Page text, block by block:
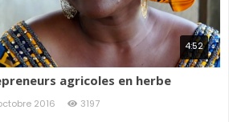
4:52
agricoles en herbe
2016 3197